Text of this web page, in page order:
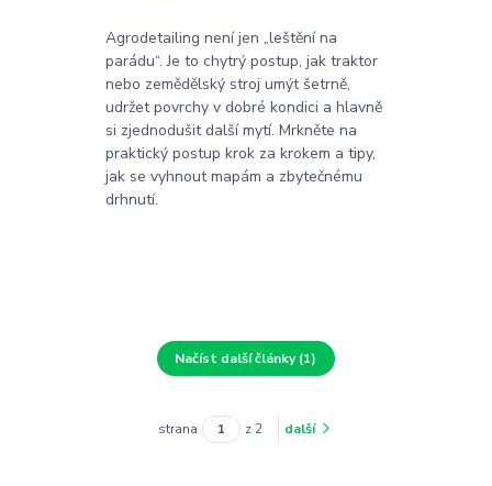
Agrodetailing není jen „leštění na
parádu“. Je to chytrý postup, jak traktor
nebo zemědělský stroj umýt šetrně,
udržet povrchy v dobré kondici a hlavně
si zjednodušit další mytí. Mrkněte na
praktický postup krok za krokem a tipy,
jak se vyhnout mapám a zbytečnému
drhnutí.
Načíst další články (1)
strana z 2 další